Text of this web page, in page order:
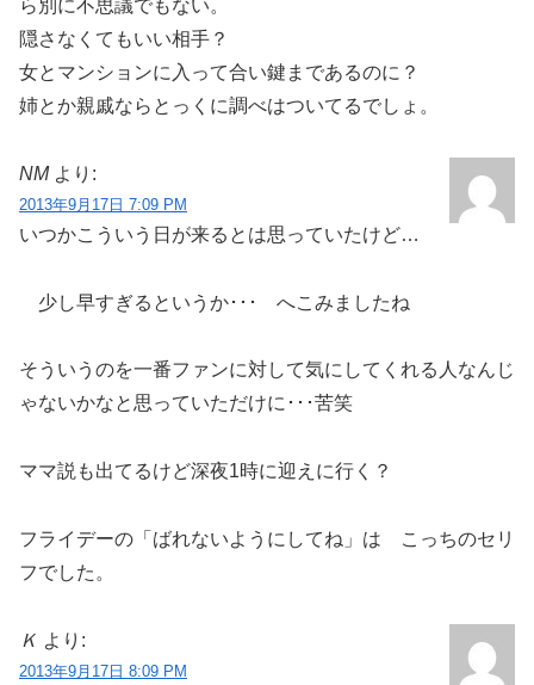
ら別に不思議でもない。
隠さなくてもいい相手？
女とマンションに入って合い鍵まであるのに？
姉とか親戚ならとっくに調べはついてるでしょ。
NM より:
2013年9月17日 7:09 PM
いつかこういう日が来るとは思っていたけど…
少し早すぎるというか･･･ へこみましたね
そういうのを一番ファンに対して気にしてくれる人なんじ
ゃないかなと思っていただけに･･･苦笑
ママ説も出てるけど深夜1時に迎えに行く？
フライデーの「ばれないようにしてね」は こっちのセリ
フでした。
Ｋ より:
2013年9月17日 8:09 PM